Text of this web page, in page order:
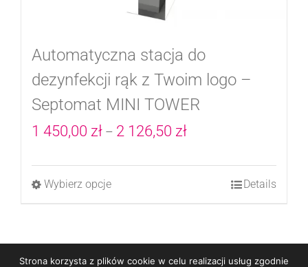
Automatyczna stacja do
dezynfekcji rąk z Twoim logo –
Septomat MINI TOWER
1 450,00 zł – 2 126,50 złZakres
do
Wybierz opcjeTen
wiele
Details
Strona korzysta z plików cookie w celu realizacji usług zgodnie